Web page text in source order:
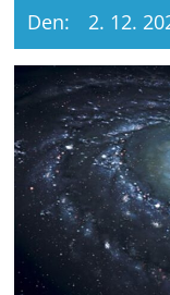
Den: 2. 12.